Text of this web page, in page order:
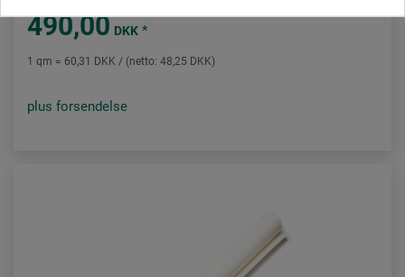
490,00 DKK *
1 qm = 60,31 DKK / (netto: 48,25 DKK)
plus forsendelse